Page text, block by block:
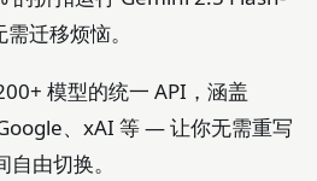
迁移烦恼。
模型的统一 API，涵盖
、xAI 等 — 让你无需重写
由切换。